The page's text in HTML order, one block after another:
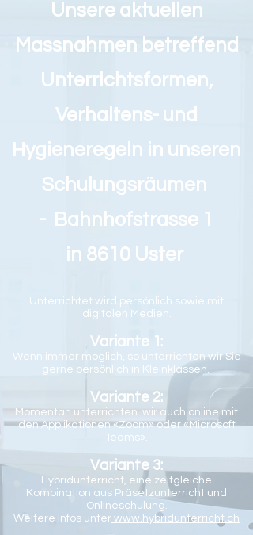
Unsere aktuellen
Massnahmen betreffend
Unterrichtsformen,
Verhaltens- und
Hygieneregeln in unseren
Schulungsräumen
- Bahnhofstrasse 1
in 8610 Uster
Unterrichtet wird persönlich sowie mit
digitalen Medien.
Variante 1:
Wenn immer möglich, so unterrichten wir Sie
gerne persönlich in Kleinklassen.
Variante 2:
Momentan unterrichten wir auch online mit
den Applikationen «Zoom» oder «Microsoft
Teams».
Variante 3:
Hybridunterricht, eine zeitgleiche
Kombination aus Präsetzunterricht und
Onlineschulung.
Weitere Infos unter www.hybridunterricht.ch